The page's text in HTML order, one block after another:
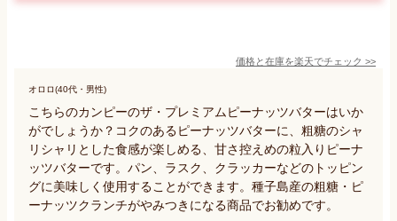
価格と在庫を楽天でチェック >>
オロロ(40代・男性)
こちらのカンピーのザ・プレミアムピーナッツバターはいか
がでしょうか？コクのあるピーナッツバターに、粗糖のシャ
リシャリとした食感が楽しめる、甘さ控えめの粒入りピーナ
ッツバターです。パン、ラスク、クラッカーなどのトッピン
グに美味しく使用することができます。種子島産の粗糖・ピ
ーナッツクランチがやみつきになる商品でお勧めです。